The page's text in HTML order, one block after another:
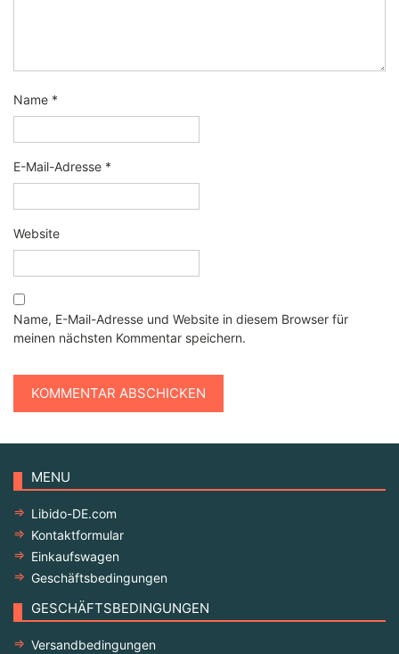
Name *
E-Mail-Adresse *
Website
Name, E-Mail-Adresse und Website in diesem Browser für
meinen nächsten Kommentar speichern.
MENU
Libido-DE.com
Kontaktformular
Einkaufswagen
Geschäftsbedingungen
GESCHÄFTSBEDINGUNGEN
Versandbedingungen